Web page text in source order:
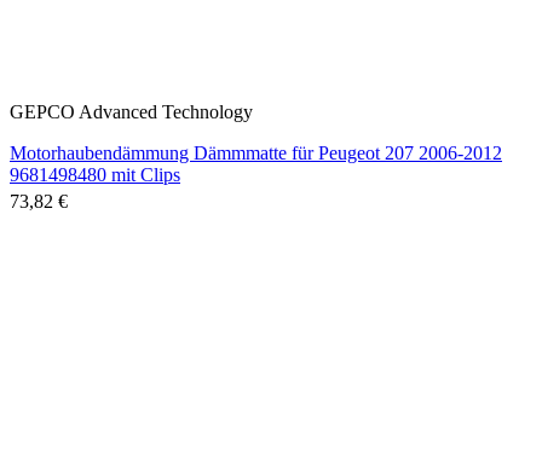
GEPCO Advanced Technology
Motorhaubendämmung Dämmmatte für Peugeot 207 2006-2012
9681498480 mit Clips
73,82 €